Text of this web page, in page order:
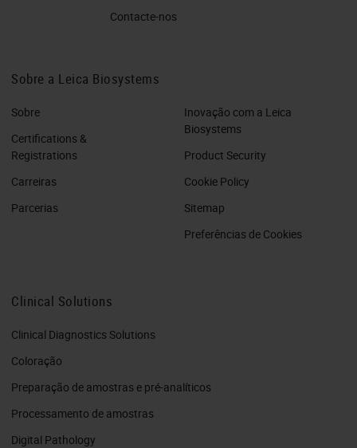
Contacte-nos
Sobre a Leica Biosystems
Sobre
Certifications &
Registrations
Carreiras
Parcerias
Inovação com a Leica
Biosystems
Product Security
Cookie Policy
Sitemap
Preferências de Cookies
Clinical Solutions
Clinical Diagnostics Solutions
Coloração
Preparação de amostras e pré-analíticos
Processamento de amostras
Digital Pathology